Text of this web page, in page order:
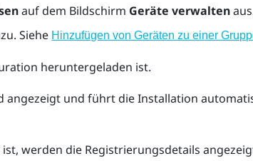
auf dem Bildschirm Geräte verwalten
Siehe Hinzufügen von Geräten zu einer
heruntergeladen ist.
angezeigt und führt die Installation
werden die Registrierungsdetails